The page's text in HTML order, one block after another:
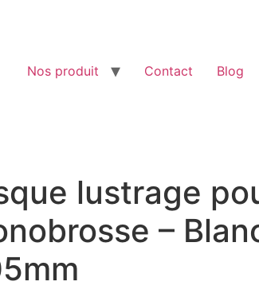
Nos produit
Contact Blog
lustrage
–